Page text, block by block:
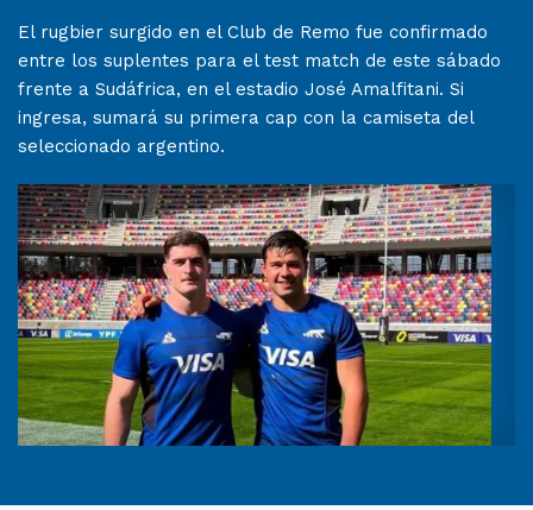
El rugbier surgido en el Club de Remo fue confirmado
entre los suplentes para el test match de este sábado
frente a Sudáfrica, en el estadio José Amalfitani. Si
ingresa, sumará su primera cap con la camiseta del
seleccionado argentino.